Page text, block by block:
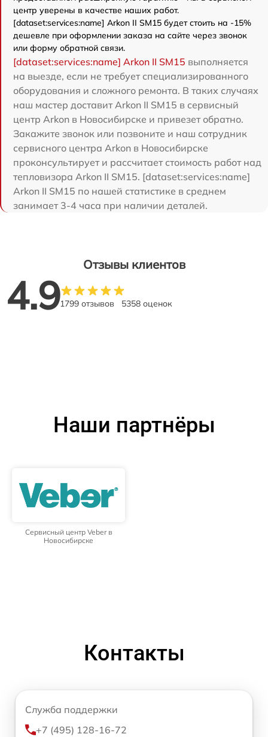
центр уверены в качестве наших работ.
[dataset:services:name] Arkon II SM15 будет стоить на -15%
дешевле при оформлении заказа на сайте через звонок
или форму обратной связи.
[dataset:services:name] Arkon II SM15 выполняется
на выезде, если не требует специализированного
оборудования и сложного ремонта. В таких случаях
наш мастер доставит Arkon II SM15 в сервисный
центр Arkon в Новосибирске и привезет обратно.
Закажите звонок или позвоните и наш сотрудник
сервисного центра Arkon в Новосибирске
проконсультирует и рассчитает стоимость работ над
тепловизора Arkon II SM15. [dataset:services:name]
Arkon II SM15 по нашей статистике в среднем
занимает 3-4 часа при наличии деталей.
Отзывы клиентов
4.91799 отзывов 5358 оценок
Наши партнёры
Сервисный центр Veber в
Новосибирске
Контакты
Служба поддержки
+7 (495) 128-16-72